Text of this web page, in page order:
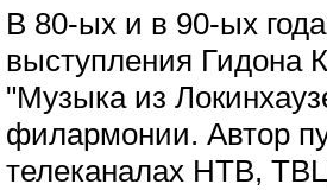
В 80-ых и в 90-ых
выступления Гидона
"Музыка из
филармонии. Автор
телеканалах НТВ,